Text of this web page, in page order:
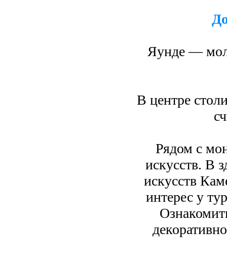
Яунде —
В центре
Рядом с
искусств. В
искусств
интерес у